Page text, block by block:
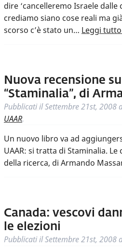
dire ‘cancelleremo Israele dalle
crediamo siano cose reali ma
scorso c’è stato un… Leggi
Nuova recensione
“Staminalia”, di
Pubblicati ilSettembre 21st, 2008
UAAR.
Un nuovo libro va ad
UAAR: si tratta di Staminalia. Le
della ricerca, di Armando
Canada: vescovi
le elezioni
Pubblicati ilSettembre 21st, 2008